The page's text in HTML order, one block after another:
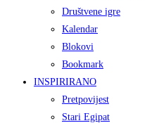
Društvene igre
Kalendar
Blokovi
Bookmark
INSPIRIRANO
Pretpovijest
Stari Egipat